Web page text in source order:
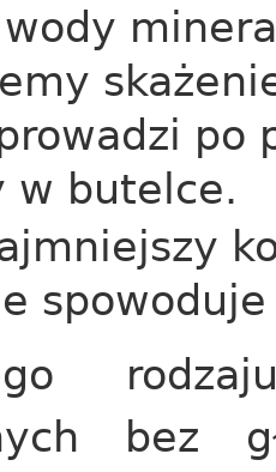
wody
po
w butelce.
bez